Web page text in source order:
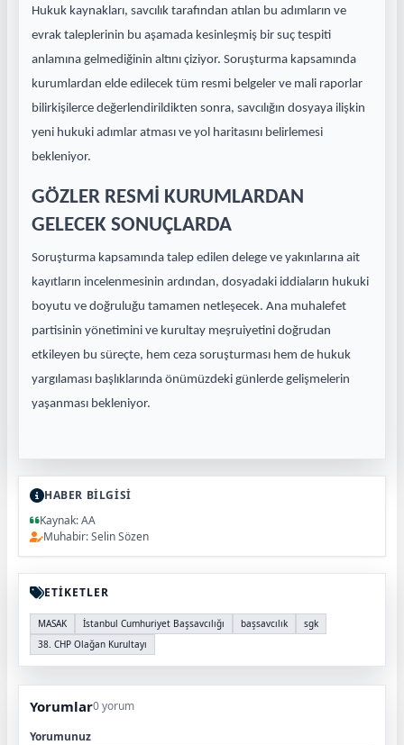
Hukuk kaynakları, savcılık tarafından atılan bu adımların ve
evrak taleplerinin bu aşamada kesinleşmiş bir suç tespiti
anlamına gelmediğinin altını çiziyor. Soruşturma kapsamında
kurumlardan elde edilecek tüm resmi belgeler ve mali raporlar
bilirkişilerce değerlendirildikten sonra, savcılığın dosyaya ilişkin
yeni hukuki adımlar atması ve yol haritasını belirlemesi
bekleniyor.
GÖZLER RESMİ KURUMLARDAN
GELECEK SONUÇLARDA
Soruşturma kapsamında talep edilen delege ve yakınlarına ait
kayıtların incelenmesinin ardından, dosyadaki iddiaların hukuki
boyutu ve doğruluğu tamamen netleşecek. Ana muhalefet
partisinin yönetimini ve kurultay meşruiyetini doğrudan
etkileyen bu süreçte, hem ceza soruşturması hem de hukuk
yargılaması başlıklarında önümüzdeki günlerde gelişmelerin
yaşanması bekleniyor.
HABER BİLGİSİ
Kaynak: AA
Muhabir: Selin Sözen
ETİKETLER
MASAK İstanbul Cumhuriyet Başsavcılığı başsavcılık
sgk
38. CHP Olağan Kurultayı
Yorumlar0 yorum
Yorumunuz